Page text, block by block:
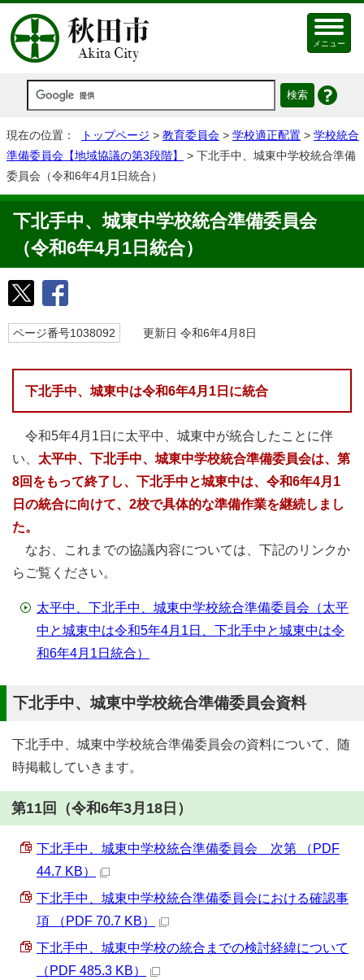
メニュー
現在の位置： トップページ > 教育委員会 > 学校適正配置 > 学校統合
準備委員会【地域協議の第3段階】
> 下北手中、城東中学校統合準備
委員会（令和6年4月1日統合）
下北手中、城東中学校統合準備委員会
（令和6年4月1日統合）
ページ番号1038092 更新日 令和6年4月8日
下北手中、城東中は令和6年4月1日に統合
令和5年4月1日に太平中、城東中が統合したことに伴
い、 太平中、下北手中、城東中学校統合準備委員会は、第
8回をもって終了し、下北手中と城東中は、 令和6年4月1
日の統合に向けて、2校で具体的な準備作業を継続しまし
た。
なお、これまでの協議内容については、下記のリンクか
らご覧ください。
太平中、下北手中、城東中学校統合準備委員会（太平
中と城東中は令和5年4月1日、下北手中と城東中は令
和6年4月1日統合）
下北手中、城東中学校統合準備委員会資料
下北手中、城東中学校統合準備委員会の資料について、随
時掲載していきます。
第11回（令和6年3月18日）
下北手中、城東中学校統合準備委員会 次第 （PDF
44.7 KB）
下北手中、城東中学校統合準備委員会における確認事
項 （PDF 70.7 KB）
下北手中、城東中学校の統合までの検討経緯について
（PDF 485.3 KB）